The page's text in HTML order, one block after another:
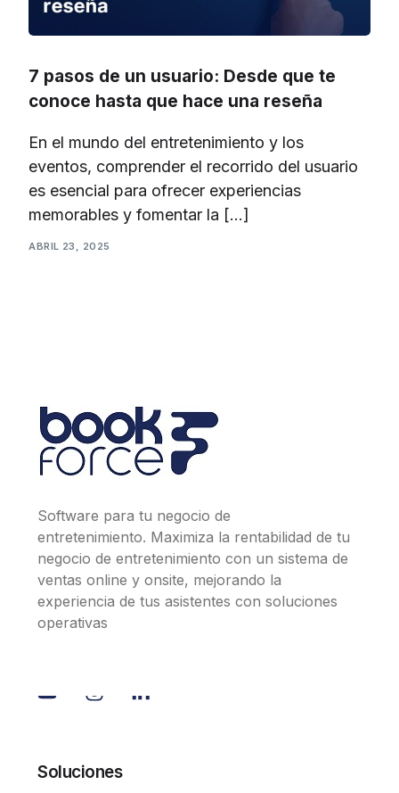
7 pasos de un usuario: Desde que te
conoce hasta que hace una reseña
En el mundo del entretenimiento y los
eventos, comprender el recorrido del usuario
es esencial para ofrecer experiencias
memorables y fomentar la […]
ABRIL 23, 2025
Software para tu negocio de
entretenimiento. Maximiza la rentabilidad de tu
negocio de entretenimiento con un sistema de
ventas online y onsite, mejorando la
experiencia de tus asistentes con soluciones
operativas
Soluciones